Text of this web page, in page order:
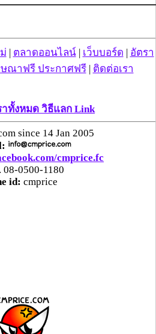
| ตลาดออนไลน์| เว็บบอร์ด | อัตรา
ณาฟรี ประกาศฟรี| ติดต่อเรา
าทั้งหมด วิธีแลก Link
since 14 Jan 2005
cmprice.fc
08-0500-1180
id: cmprice